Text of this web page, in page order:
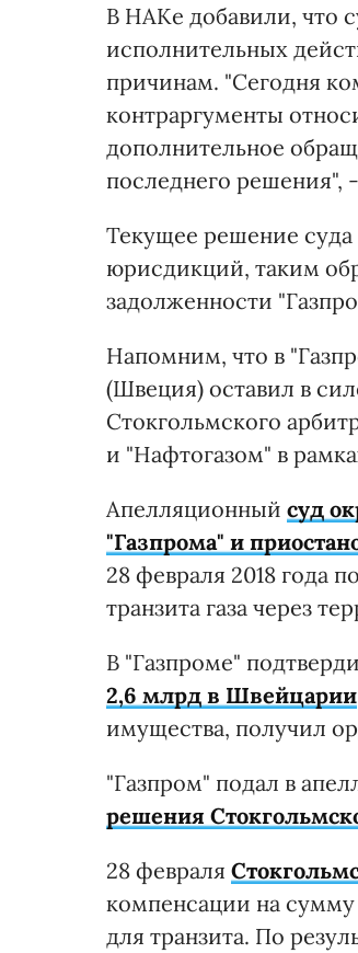
В НАКе добавили, что
исполнительных
причинам. "Сегодня
контраргументы
дополнительное
последнего
Текущее решение суда
юрисдикций, таким
задолженности
Напомним, что в
(Швеция) оставил в
Стокгольмского
и "Нафтогазом" в
Апелляционный суд
"Газпрома" и
28 февраля 2018 года
транзита газа через
В "Газпроме"
2,6 млрд в Швейцарии
имущества, получил
"Газпром" подал в
решения
28 февраля
компенсации на сумму
для транзита. По